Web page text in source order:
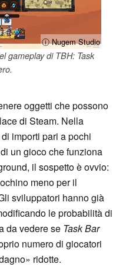
ⓘ Nugem Studio
gameplay di TBH: Task
oggetti che possono
di Steam. Nella
importi pari a pochi
un gioco che funziona
il sospetto è ovvio:
meno per il
sviluppatori hanno già
le probabilità di
da vedere se Task Bar
numero di giocatori
ridotte.